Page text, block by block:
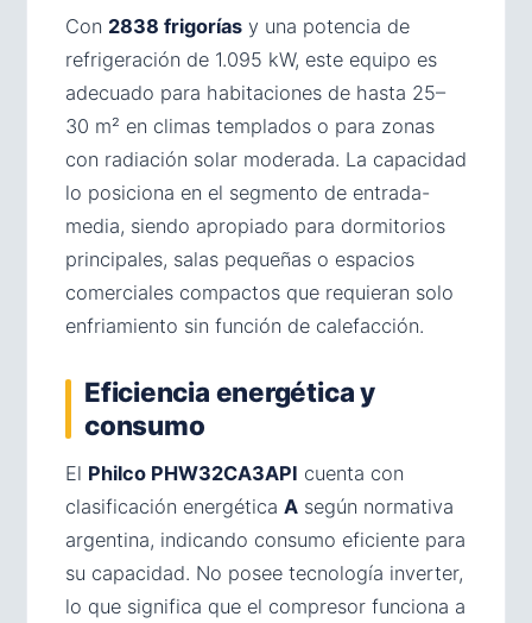
Con 2838 frigorías y una potencia de
refrigeración de 1.095 kW, este equipo es
adecuado para habitaciones de hasta 25–
30 m² en climas templados o para zonas
con radiación solar moderada. La capacidad
lo posiciona en el segmento de entrada-
media, siendo apropiado para dormitorios
principales, salas pequeñas o espacios
comerciales compactos que requieran solo
enfriamiento sin función de calefacción.
Eficiencia energética y
consumo
El Philco PHW32CA3API cuenta con
clasificación energética A según normativa
argentina, indicando consumo eficiente para
su capacidad. No posee tecnología inverter,
lo que significa que el compresor funciona a